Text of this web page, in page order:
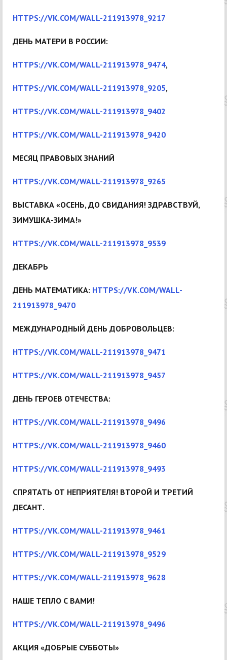
HTTPS://VK.COM/WALL-211913978_9217
ДЕНЬ МАТЕРИ В РОССИИ:
HTTPS://VK.COM/WALL-211913978_9474,
HTTPS://VK.COM/WALL-211913978_9205,
HTTPS://VK.COM/WALL-211913978_9402
HTTPS://VK.COM/WALL-211913978_9420
МЕСЯЦ ПРАВОВЫХ ЗНАНИЙ
HTTPS://VK.COM/WALL-211913978_9265
ВЫСТАВКА «ОСЕНЬ, ДО СВИДАНИЯ! ЗДРАВСТВУЙ,
ЗИМУШКА-ЗИМА!»
HTTPS://VK.COM/WALL-211913978_9539
ДЕКАБРЬ
ДЕНЬ МАТЕМАТИКА: HTTPS://VK.COM/WALL-
211913978_9470
МЕЖДУНАРОДНЫЙ ДЕНЬ ДОБРОВОЛЬЦЕВ:
HTTPS://VK.COM/WALL-211913978_9471
HTTPS://VK.COM/WALL-211913978_9457
ДЕНЬ ГЕРОЕВ ОТЕЧЕСТВА:
HTTPS://VK.COM/WALL-211913978_9496
HTTPS://VK.COM/WALL-211913978_9460
HTTPS://VK.COM/WALL-211913978_9493
СПРЯТАТЬ ОТ НЕПРИЯТЕЛЯ! ВТОРОЙ И ТРЕТИЙ
ДЕСАНТ.
HTTPS://VK.COM/WALL-211913978_9461
HTTPS://VK.COM/WALL-211913978_9529
HTTPS://VK.COM/WALL-211913978_9628
НАШЕ ТЕПЛО С ВАМИ!
HTTPS://VK.COM/WALL-211913978_9496
АКЦИЯ «ДОБРЫЕ СУББОТЫ»